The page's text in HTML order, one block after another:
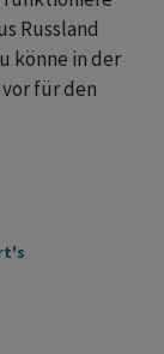
Russland
könne in der
für den